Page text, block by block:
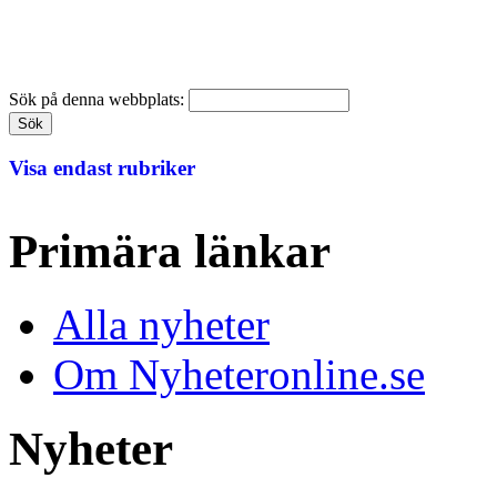
Sök på denna webbplats:
Visa endast rubriker
Primära länkar
Alla nyheter
Om Nyheteronline.se
Nyheter